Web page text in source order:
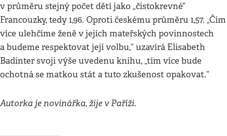
v průměru stejný počet dětí jako „čistokrevné“
Francouzky, tedy 1,96. Oproti českému průměru 1,57. „Čím
více ulehčíme ženě v jejích mateřských povinnostech
a budeme respektovat její volbu,“ uzavírá Elisabeth
Badinter svoji výše uvedenu knihu, „tím více bude
ochotná se matkou stát a tuto zkušenost opakovat.“
Autorka je novinářka, žije v Paříži.